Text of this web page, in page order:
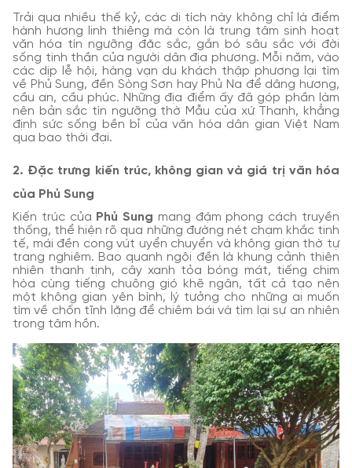
Trải qua nhiều thế kỷ, các di tích này không chỉ là điểm
hành hương linh thiêng mà còn là trung tâm sinh hoạt
văn hóa tín ngưỡng đặc sắc, gắn bó sâu sắc với đời
sống tinh thần của người dân địa phương. Mỗi năm, vào
các dịp lễ hội, hàng vạn du khách thập phương lại tìm
về Phủ Sung, đền Sòng Sơn hay Phủ Na để dâng hương,
cầu an, cầu phúc. Những địa điểm ấy đã góp phần làm
nên bản sắc tín ngưỡng thờ Mẫu của xứ Thanh, khẳng
định sức sống bền bỉ của văn hóa dân gian Việt Nam
qua bao thời đại.
2. Đặc trưng kiến trúc, không gian và giá trị văn hóa
của Phủ Sung
Kiến trúc của Phủ Sung mang đậm phong cách truyền
thống, thể hiện rõ qua những đường nét chạm khắc tinh
tế, mái đền cong vút uyển chuyển và không gian thờ tự
trang nghiêm. Bao quanh ngôi đền là khung cảnh thiên
nhiên thanh tịnh, cây xanh tỏa bóng mát, tiếng chim
hòa cùng tiếng chuông gió khẽ ngân, tất cả tạo nên
một không gian yên bình, lý tưởng cho những ai muốn
tìm về chốn tĩnh lặng để chiêm bái và tìm lại sự an nhiên
trong tâm hồn.